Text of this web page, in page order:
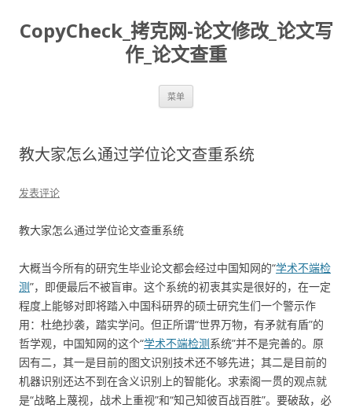
CopyCheck_拷克网-论文修改_论文写
作_论文查重
菜单
教大家怎么通过学位论文查重系统
发表评论
教大家怎么通过学位论文查重系统
大概当今所有的研究生毕业论文都会经过中国知网的“学术不端检
测”，即便最后不被盲审。这个系统的初衷其实是很好的，在一定
程度上能够对即将踏入中国科研界的硕士研究生们一个警示作
用：杜绝抄袭，踏实学问。但正所谓“世界万物，有矛就有盾”的
哲学观，中国知网的这个“学术不端检测系统”并不是完善的。原
因有二，其一是目前的图文识别技术还不够先进；其二是目前的
机器识别还达不到在含义识别上的智能化。求索阁一贯的观点就
是“战略上蔑视，战术上重视”和“知己知彼百战百胜”。要破敌，必